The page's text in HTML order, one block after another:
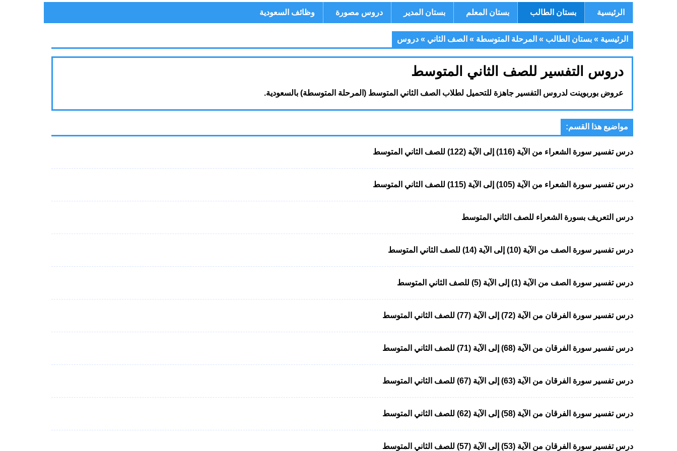
الرئيسية بستان الطالب بستان المعلم بستان المدير دروس مصورة وظائف السعودية
الرئيسية » بستان الطالب » المرحلة المتوسطة » الصف الثاني » دروس
دروس التفسير للصف الثاني المتوسط
عروض بوربوينت لدروس التفسير جاهزة للتحميل لطلاب الصف الثاني المتوسط (المرحلة المتوسطة) بالسعودية.
مواضيع هذا القسم:
درس تفسير سورة الشعراء من الآية (116) إلى الآية (122) للصف الثاني المتوسط
درس تفسير سورة الشعراء من الآية (105) إلى الآية (115) للصف الثاني المتوسط
درس التعريف بسورة الشعراء للصف الثاني المتوسط
درس تفسير سورة الصف من الآية (10) إلى الآية (14) للصف الثاني المتوسط
درس تفسير سورة الصف من الآية (1) إلى الآية (5) للصف الثاني المتوسط
درس تفسير سورة الفرقان من الآية (72) إلى الآية (77) للصف الثاني المتوسط
درس تفسير سورة الفرقان من الآية (68) إلى الآية (71) للصف الثاني المتوسط
درس تفسير سورة الفرقان من الآية (63) إلى الآية (67) للصف الثاني المتوسط
درس تفسير سورة الفرقان من الآية (58) إلى الآية (62) للصف الثاني المتوسط
درس تفسير سورة الفرقان من الآية (53) إلى الآية (57) للصف الثاني المتوسط